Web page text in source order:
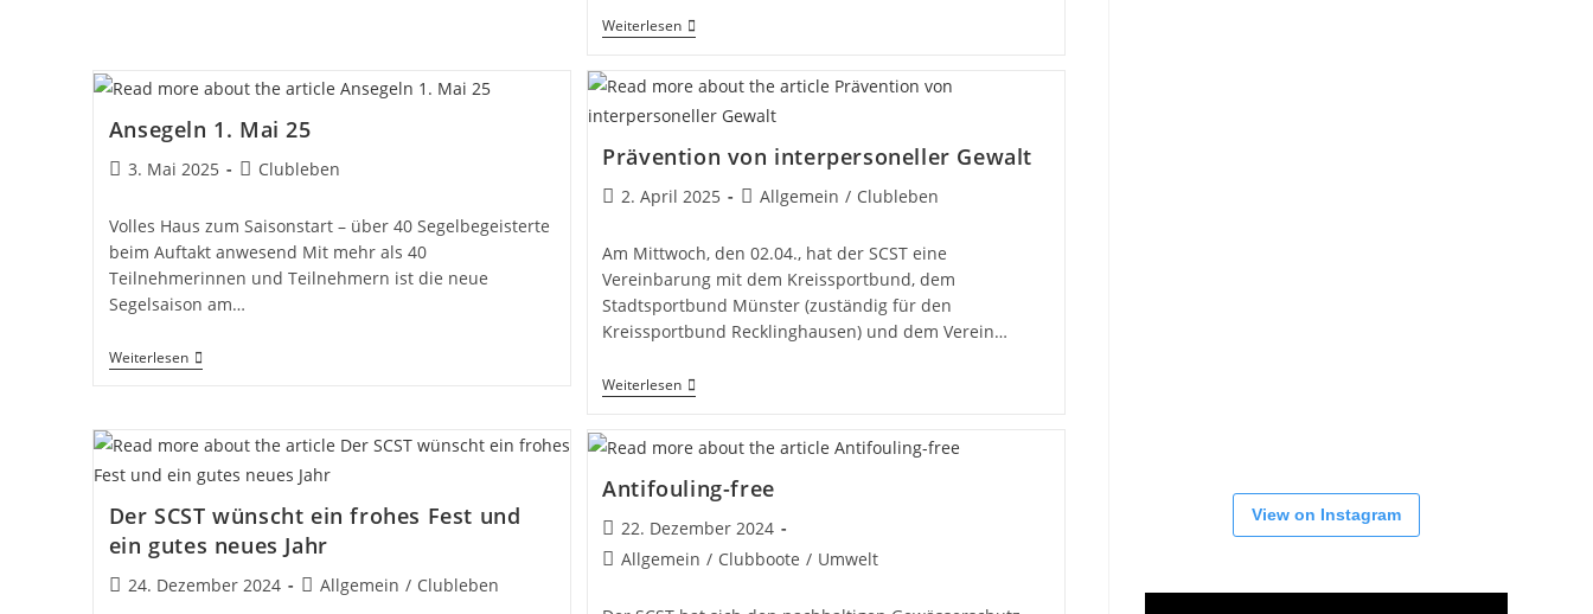
WeiterlesenAusbildung
2025
Erfolgreich
Ansegeln 1. Mai 25
Beitrag
3. Mai 2025
Beitrags-
Clubleben
Volles Haus zum Saisonstart – über 40 Segelbegeisterte
beim Auftakt anwesend Mit mehr als 40
Teilnehmerinnen und Teilnehmern ist die neue
Segelsaison am…
WeiterlesenAnsegeln
1.
Prävention von interpersoneller Gewalt
Beitrag
2. April 2025
Beitrags-
Allgemein / Clubleben
Am Mittwoch, den 02.04., hat der SCST eine
Vereinbarung mit dem Kreissportbund, dem
Stadtsportbund Münster (zuständig für den
Kreissportbund Recklinghausen) und dem Verein…
WeiterlesenPrävention
Von
Gewalt
Der SCST wünscht ein frohes Fest und
ein gutes neues Jahr
Beitrag
24. Dezember 2024
Beitrags-
Allgemein / Clubleben
Antifouling-free
Beitrag
veröffentlicht:
22. Dezember 2024
Beitrags-
Allgemein / Clubboote / Umwelt
View on Instagram